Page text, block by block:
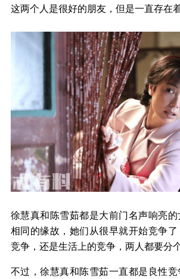
这两个人是很好的朋友，但是一直存在
徐慧真和陈雪茹都是大前门名声响亮
相同的缘故，她们从很早就开始竞争
竞争，还是生活上的竞争，两人都要分个
不过，徐慧真和陈雪茹一直都是良性